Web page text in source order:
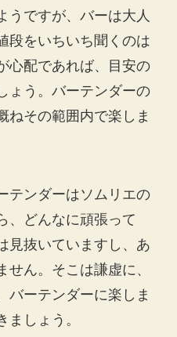
うですが、バーは大人
段をいちいち聞くのは
心配であれば、目安の
ょう。バーテンダーの
ねその範囲内で楽しま
テンダーはソムリエの
、どんなに頑張って
見抜いていますし、あ
ん。そこは謙虚に、
バーテンダーに楽しま
しょう。